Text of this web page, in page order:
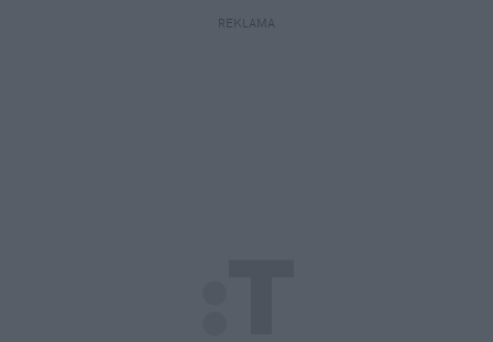
REKLAMA